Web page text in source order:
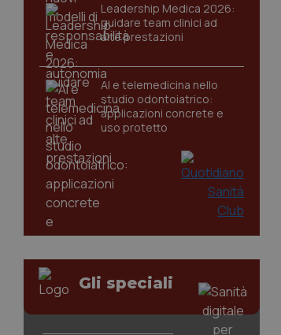
Leadership Medica 2026:
guidare team clinici ad
alte prestazioni
AI e telemedicina nello
studio odontoiatrico:
applicazioni concrete e
uso protetto
Gli speciali